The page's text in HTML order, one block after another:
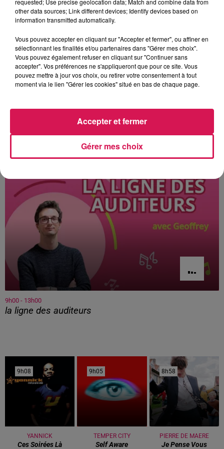
à l’Ecluse d’Hachette entre Maroilles et Locquignol, un piano
flottant sur l’eau pour redécouvrir le Canal de la Sambre,
concert flottant à 19h. Et puis demain (30 juin) il voguera
jusqu’à Landrecies pour un nouveau concert baptisé Canal
Wouters à 19h au Parc Avenue Dumey. Programmation dans
Sambre.
9h00 - 13h00
la ligne des auditeurs
9h08
9h08
YANNICK
Ces Soirées Là
9h05
9h05
TEMPER CITY
Self Aware
8h58
8h58
PIERRE DE MAERE
Je Pense Vous
other data sources; Link different devices; Identify devices based on
information transmitted automatically.
Vous pouvez accepter en cliquant sur "Accepter et fermer", ou affiner en
sélectionnant les finalités et/ou partenaires dans "Gérer mes choix".
Vous pouvez également refuser en cliquant sur "Continuer sans
accepter". Vos préférences ne s'appliqueront que pour ce site. Vous
pouvez mettre à jour vos choix, ou retirer votre consentement à tout
moment via le lien "Gérer les cookies" situé en bas de chaque page.
Gérer mes choix
Accepter et fermer